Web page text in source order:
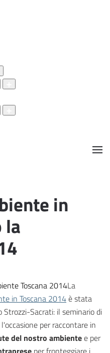
in
la
La
in Toscana 2014è stata
Sacrati: il seminario di
per raccontare in
del nostro ambientee per